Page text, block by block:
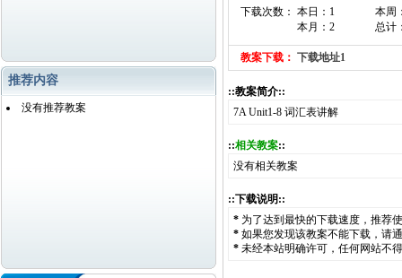
推荐内容
没有推荐教案
下载次数： 本日：1
本月：2
本周
总计
教案下载： 下载地址1
::教案简介::
7A Unit1-8 词汇表讲解
::相关教案::
没有相关教案
::下载说明::
* 为了达到最快的下载速度，推荐
* 如果您发现该教案不能下载，请
* 未经本站明确许可，任何网站不